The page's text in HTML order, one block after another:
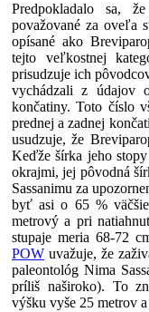
Predpokladalo sa,
považované za oveľa
opísané ako
tejto veľkostnej
prisudzuje ich
vychádzali z údajov
končatiny. Toto číslo
prednej a zadnej
usudzuje, že
Keďže šírka jeho
okrajmi, jej pôvodná
Sassanimu za
byť asi o 65 %
metrový a pri
stupaje meria 68-72
POW uvažuje, že
paleontológ Nima
príliš naširoko). To
výšku vyše 25 metrov